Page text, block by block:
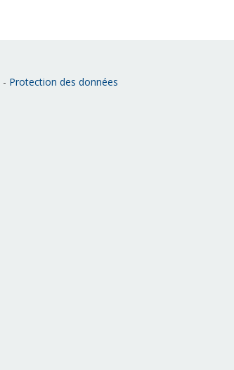
- Protection des données